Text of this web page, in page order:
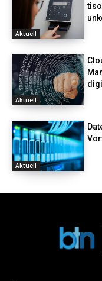
Aktuell
Aktuell
Aktuell